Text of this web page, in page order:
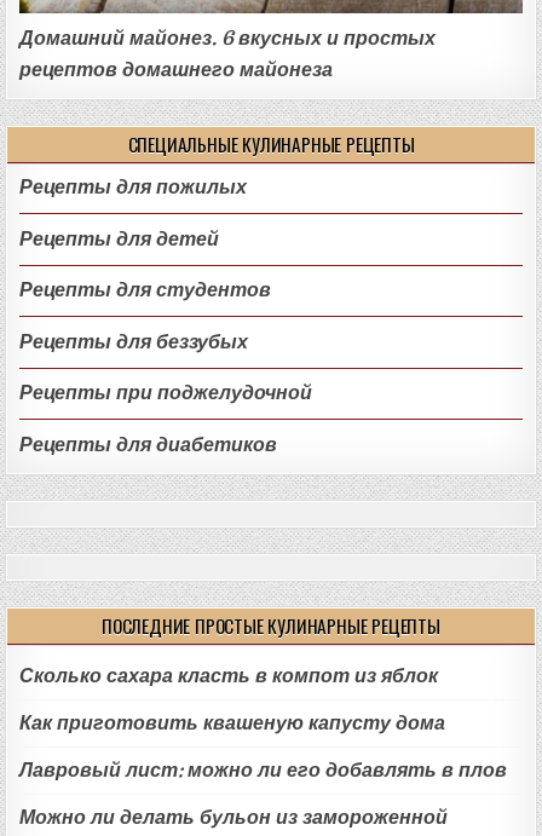
Домашний майонез. 6 вкусных и простых
рецептов домашнего майонеза
СПЕЦИАЛЬНЫЕ КУЛИНАРНЫЕ РЕЦЕПТЫ
Рецепты для пожилых
Рецепты для детей
Рецепты для студентов
Рецепты для беззубых
Рецепты при поджелудочной
Рецепты для диабетиков
ПОСЛЕДНИЕ ПРОСТЫЕ КУЛИНАРНЫЕ РЕЦЕПТЫ
Сколько сахара класть в компот из яблок
Как приготовить квашеную капусту дома
Лавровый лист: можно ли его добавлять в плов
Можно ли делать бульон из замороженной